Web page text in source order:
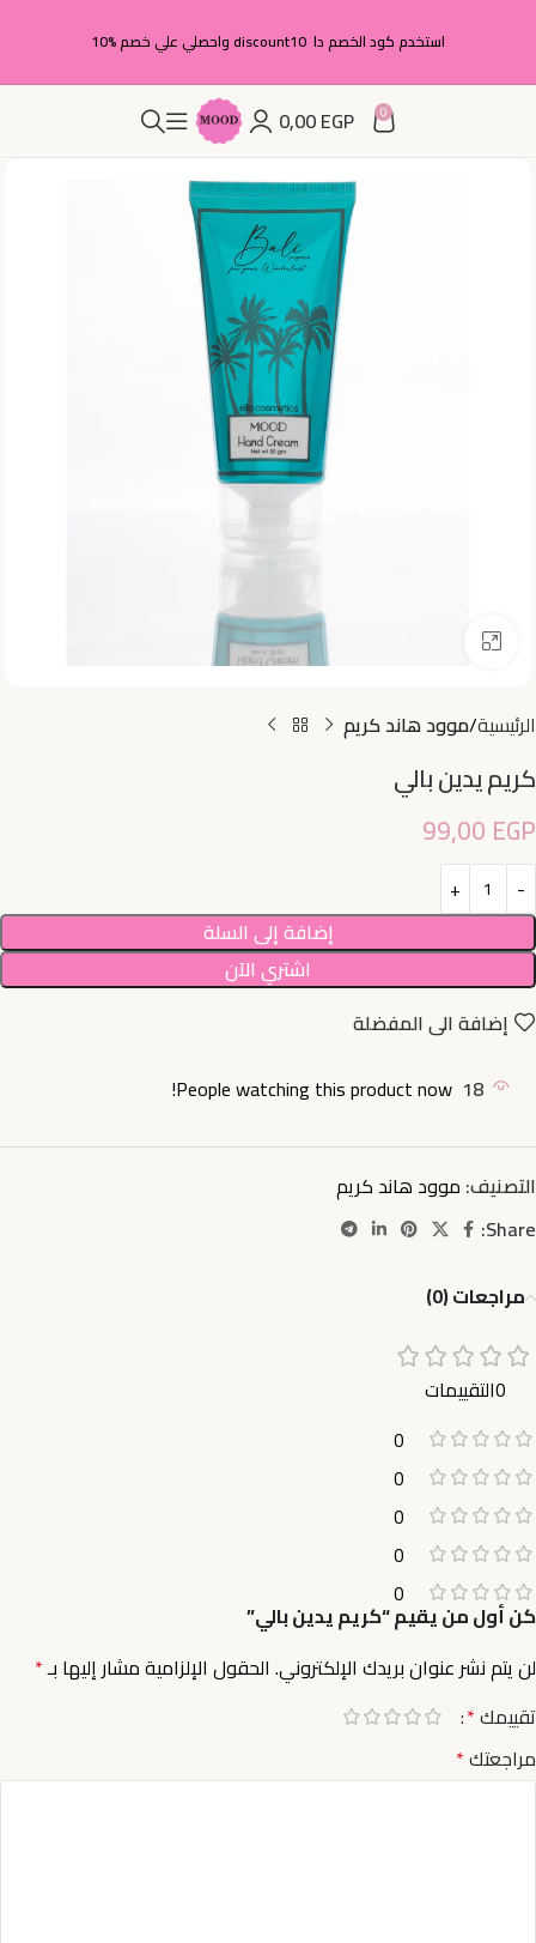
استخدم كود الخصم دا discount10 واحصلي علي خصم %10
0
0,00EGP
الرئيسية موود هاند كريم
كريم يدين بالي
99,00 EGP
إضافة إلى السلة
اشتري الآن
إضافة الى المفضلة
18
People watching this product now!
التصنيف: موود هاند كريم
Share:
مراجعات (0)
0التقييمات
0
0
0
0
0
كن أول من يقيم “كريم يدين بالي”
لن يتم نشر عنوان بريدك الإلكتروني. الحقول الإلزامية مشار إليها بـ*
تقييمك*
مراجعتك*